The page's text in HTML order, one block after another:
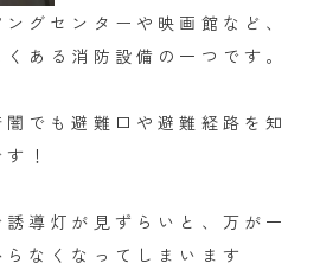
グセンターや映画館など、
ある消防設備の一つです。
でも避難口や避難経路を知
！
導灯が見ずらいと、万が一
なくなってしまいます